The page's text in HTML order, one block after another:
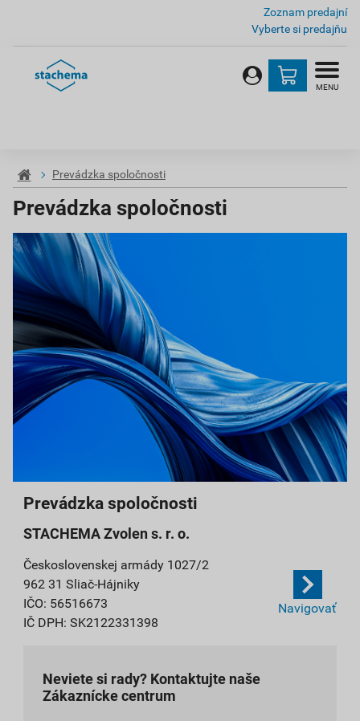
Zoznam predajní
Vyberte si predajňu
MENU
Prevádzka spoločnosti
Prevádzka spoločnosti
Prevádzka spoločnosti
STACHEMA Zvolen s. r. o.
Československej armády 1027/2
962 31 Sliač-Hájniky
IČO: 56516673
IČ DPH: SK2122331398
Navigovať
Neviete si rady? Kontaktujte naše
Zákaznícke centrum